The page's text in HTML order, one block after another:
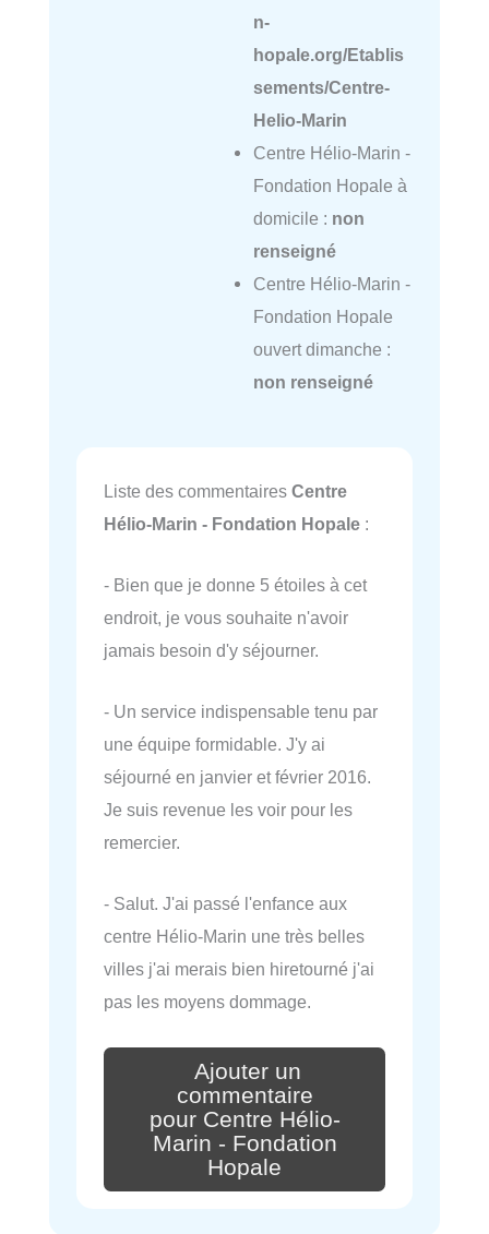
n-
hopale.org/Etablis
sements/Centre-
Helio-Marin
Centre Hélio-Marin -
Fondation Hopale à
domicile : non
renseigné
Centre Hélio-Marin -
Fondation Hopale
ouvert dimanche :
non renseigné
Liste des commentaires Centre
Hélio-Marin - Fondation Hopale :
- Bien que je donne 5 étoiles à cet
endroit, je vous souhaite n'avoir
jamais besoin d'y séjourner.
- Un service indispensable tenu par
une équipe formidable. J'y ai
séjourné en janvier et février 2016.
Je suis revenue les voir pour les
remercier.
- Salut. J'ai passé l'enfance aux
centre Hélio-Marin une très belles
villes j'ai merais bien hiretourné j'ai
pas les moyens dommage.
Ajouter un
commentaire
pour Centre Hélio-
Marin - Fondation
Hopale